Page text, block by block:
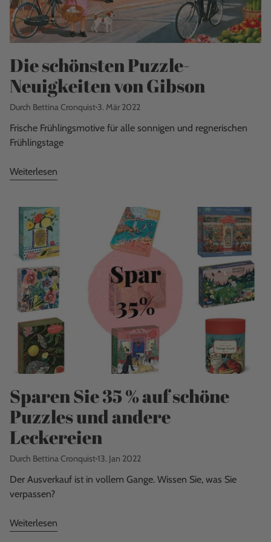
Die schönsten Puzzle-
Neuigkeiten von Gibson
Durch Bettina Cronquist 3. Mär 2022
Frische Frühlingsmotive für alle sonnigen und regnerischen
Frühlingstage
Weiterlesen
Sparen Sie 35 % auf schöne
Puzzles und andere
Leckereien
Durch Bettina Cronquist 13. Jan 2022
Der Ausverkauf ist in vollem Gange. Wissen Sie, was Sie
verpassen?
Weiterlesen